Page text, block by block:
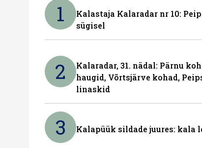
1
Kalastaja Kalaradar nr 10:
sügisel
2
Kalaradar, 31. nädal: Pärnu
haugid, Võrtsjärve kohad,
linaskid
3 Kalapüük sildade juures: kala